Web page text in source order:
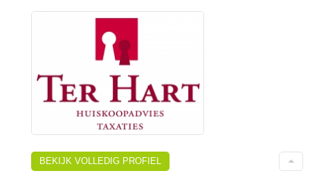
BEKIJK VOLLEDIG PROFIEL